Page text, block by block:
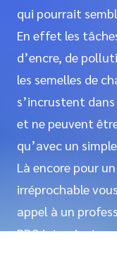
qui pourrait
En effet les
d’encre, de
les semelles de
s’incrustent
et ne peuvent
qu’avec un
Là encore pour
irréprochable
appel à un
PROintervient